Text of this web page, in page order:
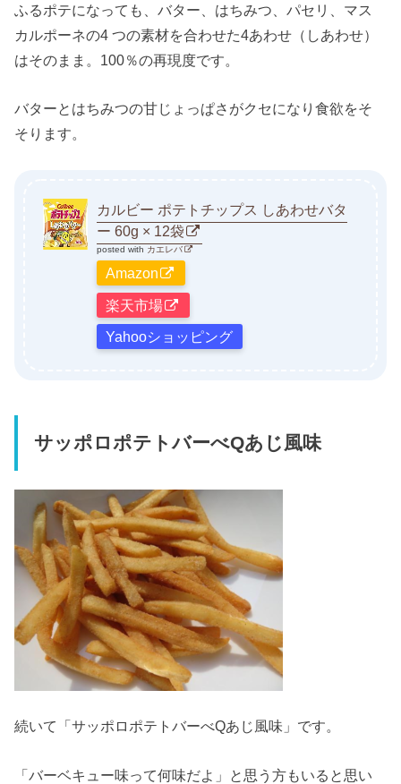
ふるポテになっても、バター、はちみつ、パセリ、マス
カルポーネの4 つの素材を合わせた4あわせ（しあわせ）
はそのまま。100％の再現度です。
バターとはちみつの甘じょっぱさがクセになり食欲をそ
そります。
カルビー ポテトチップス しあわせバタ
ー 60g × 12袋
posted with カエレバ
Amazon
楽天市場
Yahooショッピング
サッポロポテトバーべQあじ風味
続いて「サッポロポテトバーべQあじ風味」です。
「バーベキュー味って何味だよ」と思う方もいると思い